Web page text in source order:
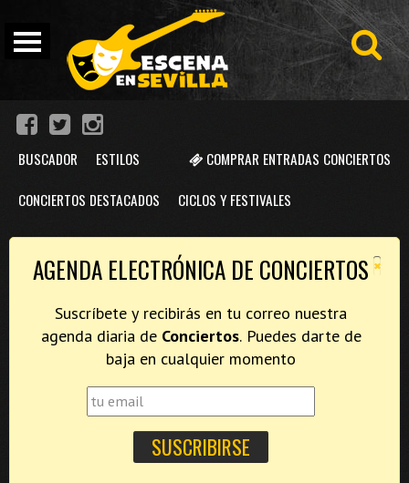
COMPRAR ENTRADAS CONCIERTOS
BUSCADOR ESTILOS
CONCIERTOS DESTACADOS CICLOS Y FESTIVALES
×
AGENDA ELECTRÓNICA DE CONCIERTOS
Suscríbete y recibirás en tu correo nuestra
agenda diaria de Conciertos. Puedes darte de
baja en cualquier momento